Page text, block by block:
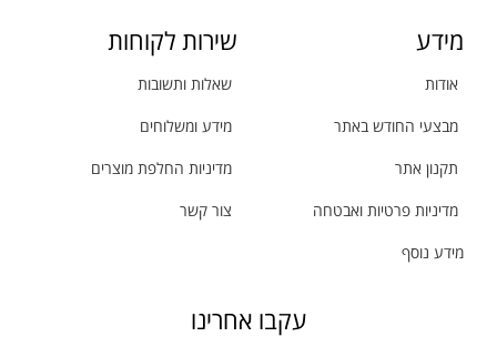
מידע
אודות
מבצעי החודש באתר
תקנון אתר
מדיניות פרטיות ואבטחה
מידע נוסף
שירות לקוחות
שאלות ותשובות
מידע ומשלוחים
מדיניות החלפת מוצרים
צור קשר
עקבו אחרינו